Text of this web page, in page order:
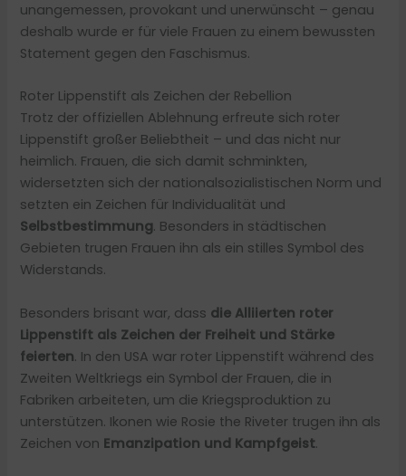
unangemessen, provokant und unerwünscht – genau
deshalb wurde er für viele Frauen zu einem bewussten
Statement gegen den Faschismus.
Roter Lippenstift als Zeichen der Rebellion
Trotz der offiziellen Ablehnung erfreute sich roter
Lippenstift großer Beliebtheit – und das nicht nur
heimlich. Frauen, die sich damit schminkten,
widersetzten sich der nationalsozialistischen Norm und
setzten ein Zeichen für Individualität und
Selbstbestimmung. Besonders in städtischen
Gebieten trugen Frauen ihn als ein stilles Symbol des
Widerstands.
Besonders brisant war, dass die Alliierten roter
Lippenstift als Zeichen der Freiheit und Stärke
feierten. In den USA war roter Lippenstift während des
Zweiten Weltkriegs ein Symbol der Frauen, die in
Fabriken arbeiteten, um die Kriegsproduktion zu
unterstützen. Ikonen wie Rosie the Riveter trugen ihn als
Zeichen von Emanzipation und Kampfgeist.